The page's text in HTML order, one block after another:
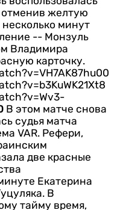
отменив желтую
минут
-- Монзуль
Владимира
карточку.
В этом матче снова
судья матча
VAR. Рефери,
две красные
Екатерина
В
тайму время,